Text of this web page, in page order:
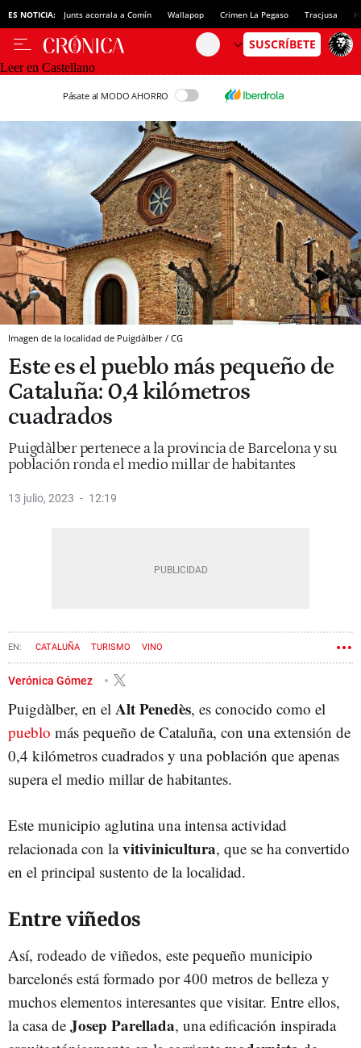
ES NOTICIA: Junts acorrala a Comín Wallapop Crimen La Pegaso Tracjusa
Leer en Castellano
Pásate al MODO AHORRO
Imagen de la localidad de Puigdàlber / CG
Este es el pueblo más pequeño de
Cataluña: 0,4 kilómetros
cuadrados
Puigdàlber pertenece a la provincia de Barcelona y su
población ronda el medio millar de habitantes
13 julio, 2023 12:19
CATALUÑA TURISMO VINO
Verónica Gómez
Puigdàlber, en el Alt Penedès, es conocido como el
pueblo más pequeño de Cataluña, con una extensión de
0,4 kilómetros cuadrados y una población que apenas
supera el medio millar de habitantes.
Este municipio aglutina una intensa actividad
relacionada con lavitivinicultura, que se ha convertido
en el principal sustento de la localidad.
Entre viñedos
Así, rodeado de viñedos, este pequeño municipio
barcelonés está formado por 400 metros de belleza y
muchos elementos interesantes que visitar. Entre ellos,
la casa de Josep Parellada, una edificación inspirada